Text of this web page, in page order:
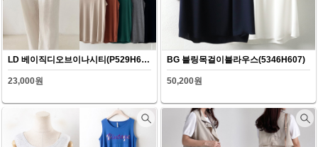
LD 베이직디오브이나시티(P529H607)
23,000원
BG 블링목걸이블라우스(5346H607)
50,200원